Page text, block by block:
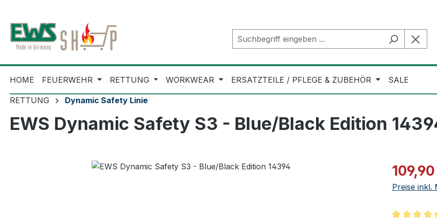
HOME FEUERWEHR RETTUNG WORKWEAR ERSATZTEILE / PFLEGE & ZUBEHÖR SALE
RETTUNG Dynamic Safety Linie
EWS Dynamic Safety S3 - Blue/Black Edition
Preise inkl.